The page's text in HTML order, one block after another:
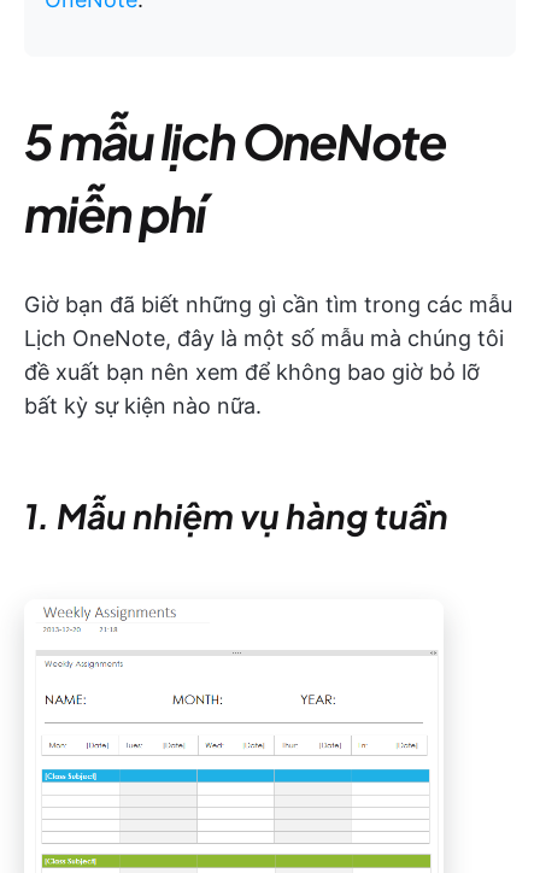
5 mẫu lịch OneNote
miễn phí
Giờ bạn đã biết những gì cần tìm trong các mẫu
Lịch OneNote, đây là một số mẫu mà chúng tôi
đề xuất bạn nên xem để không bao giờ bỏ lỡ
bất kỳ sự kiện nào nữa.
1. Mẫu nhiệm vụ hàng tuần